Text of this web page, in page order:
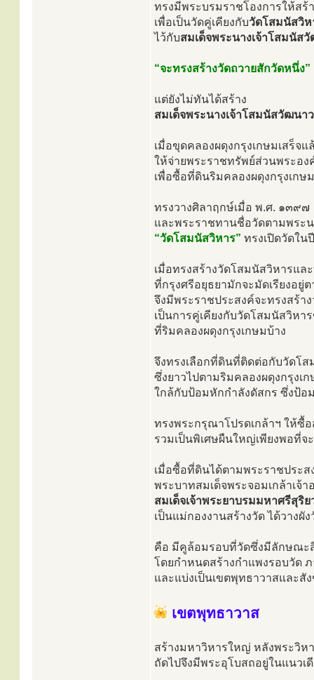
ทรงมีพระบรมราชโองการให้ส
เพื่อเป็นวัดคู่เคียงกับวัดโสมนัสวิห
ไว้กับสมเด็จพระนางเจ้าโสมนัส
“จะทรงสร้างวัดถวายสักวัดหนึ่ง”
แต่ยังไม่ทันได้สร้าง
สมเด็จพระนางเจ้าโสมนัสวัฒนา
เมื่อขุดคลองผดุงกรุงเกษมเสร็จ
ให้จ่ายพระราชทรัพย์ส่วนพระอ
เพื่อซื้อที่ดินริมคลองผดุงกรุงเกษ
ทรงวางศิลาฤกษ์เมื่อ พ.ศ. ๑๓๙๗
และพระราชทานชื่อวัดตามพระน
“วัดโสมนัสวิหาร” ทรงเปิดวัดใ
เมื่อทรงสร้างวัดโสมนัสวิหารแล
ที่กรุงศรีอยุธยามักจะมัดเรียงอยู่
จึงมีพระราชประสงค์จะทรงสร้า
เป็นการคู่เคียงกับวัดโสมนัสวิหา
ที่ริมคลองผดุงกรุงเกษมบ้าง
จึงทรงเลือกที่ดินที่ติดต่อกับวัดโส
ซึ่งยาวไปตามริมคลองผดุงกรุงเ
ใกล้กับป้อมหักกำลังดัสกร ซึ่งป้
ทรงพระกรุณาโปรดเกล้าฯ ให้ซื้
รวมเป็นพิเศษผืนใหญ่เพียงพอที่
เมื่อซื้อที่ดินได้ตามพระราชประส
พระบาทสมเด็จพระจอมเกล้าเจ้
สมเด็จเจ้าพระยาบรมมหาศรีสุริ
เป็นแม่กองงานสร้างวัด ได้วาง
คือ มีคูล้อมรอบที่วัดซึ่งมีลักษณะ
โดยกำหนดสร้างกำแพงรอบวัด
และแบ่งเป็นเขตพุทธาวาสและสั
เขตพุทธาวาส
สร้างมหาวิหารใหญ่ หลังพระวิห
ถัดไปจึงมีพระอุโบสถอยู่ในแนว